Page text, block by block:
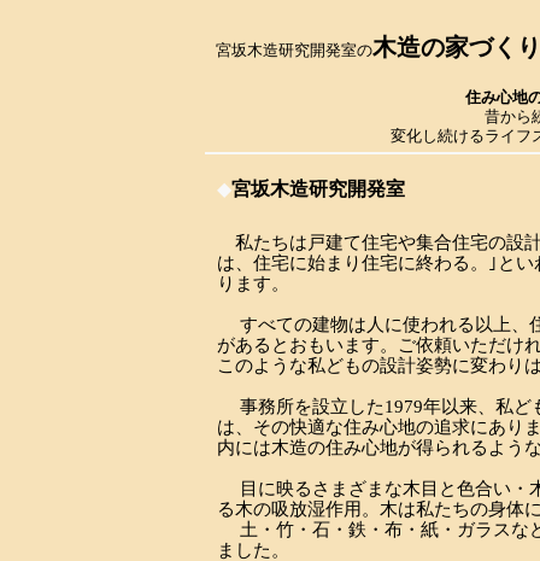
宮坂木造研究開発室の木造の家づく
住み心地
昔から
変化し続けるライフ
◆宮坂木造研究開発室
私たちは戸建て住宅や集合住宅の設
は、住宅に始まり住宅に終わる。｣と
ります。
すべての建物は人に使われる以上、
があるとおもいます。ご依頼いただけ
このような私どもの設計姿勢に変わり
事務所を設立した1979年以来、私ど
は、その快適な住み心地の追求にあり
内には木造の住み心地が得られるよう
目に映るさまざまな木目と色合い・
る木の吸放湿作用。木は私たちの身体
土・竹・石・鉄・布・紙・ガラスな
ました。